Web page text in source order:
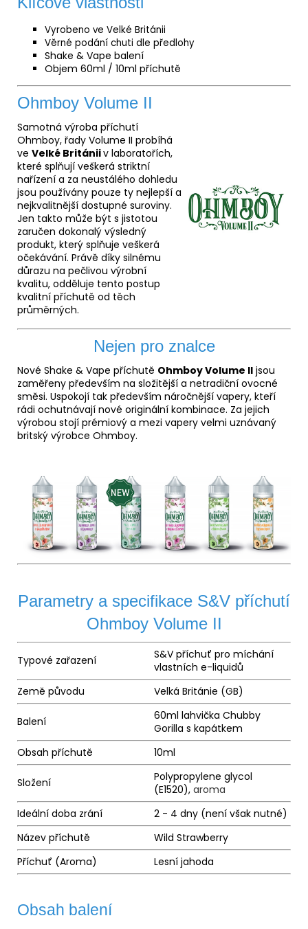
Vyrobeno ve Velké Británii
Věrné podání chuti dle předlohy
Shake & Vape balení
Objem 60ml / 10ml příchutě
Ohmboy Volume II
Samotná výroba příchutí
Ohmboy, řady Volume II probíhá
ve Velké Britániiv laboratořích,
které splňují veškerá striktní
nařízení a za neustálého dohledu
jsou používány pouze ty nejlepší a
nejkvalitnější dostupné suroviny.
Jen takto může být s jistotou
zaručen dokonalý výsledný
produkt, který splňuje veškerá
očekávání. Právě díky silnému
důrazu na pečlivou výrobní
kvalitu, odděluje tento postup
kvalitní příchutě od těch
průměrných.
Nejen pro znalce
Nové Shake & Vape příchutě Ohmboy Volume II jsou
zaměřeny především na složitější a netradiční ovocné
směsi. Uspokojí tak především náročnější vapery, kteří
rádi ochutnávají nové originální kombinace. Za jejich
výrobou stojí prémiový a mezi vapery velmi uznávaný
britský výrobce Ohmboy.
Parametry a specifikace S&V příchutí
Ohmboy Volume II
Typové zařazení
S&V příchuť pro míchání
vlastních e-liquidů
Země původu
Velká Británie (GB)
Balení
60ml lahvička Chubby
Gorilla s kapátkem
Obsah příchutě
10ml
Složení
Polypropylene glycol
(E1520), aroma
Ideální doba zrání
2 - 4 dny (není však nutné)
Název příchutě
Wild Strawberry
Příchuť (Aroma)
Lesní jahoda
Obsah balení